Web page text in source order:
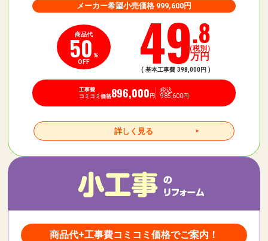
メーカー希望小売価格 999,600円
商品代
50％
OFF
49.8
（税別）
万円
( 基本工事費 398,000円 )
工事費
コミコミ価格896,000 円
税込
985,600円
詳しく見る
商品代+工事費コミコミ価格でご案内！